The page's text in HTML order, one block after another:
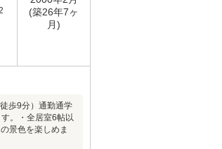
(築26年7ヶ
月)
歩9分）通勤通学
。・全居室6帖以
景色を楽しめま